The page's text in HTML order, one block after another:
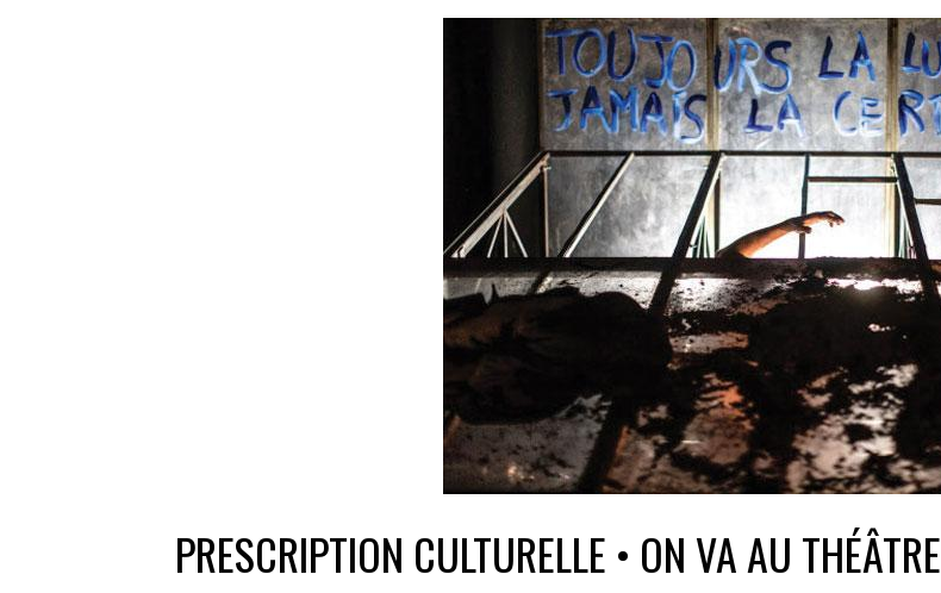
PRESCRIPTION CULTURELLE • ON VA AU THÉÂTRE